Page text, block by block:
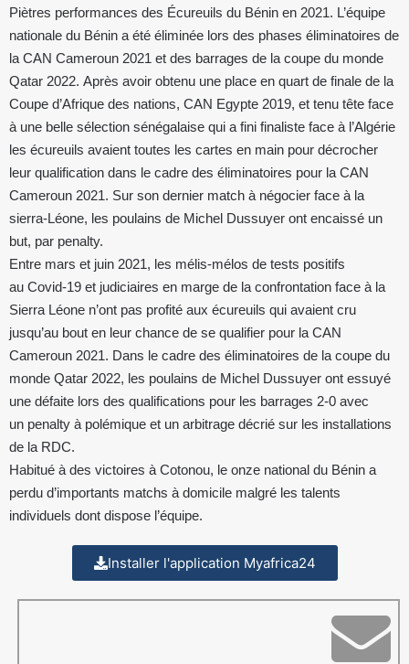
Piètres performances des Écureuils du Bénin en 2021. L’équipe
nationale du Bénin a été éliminée lors des phases éliminatoires de
la CAN Cameroun 2021 et des barrages de la coupe du monde
Qatar 2022. Après avoir obtenu une place en quart de finale de la
Coupe d’Afrique des nations, CAN Egypte 2019, et tenu tête face
à une belle sélection sénégalaise qui a fini finaliste face à l’Algérie
les écureuils avaient toutes les cartes en main pour décrocher
leur qualification dans le cadre des éliminatoires pour la CAN
Cameroun 2021. Sur son dernier match à négocier face à la
sierra-Léone, les poulains de Michel Dussuyer ont encaissé un
but, par penalty.
Entre mars et juin 2021, les mélis-mélos de tests positifs
au Covid-19 et judiciaires en marge de la confrontation face à la
Sierra Léone n’ont pas profité aux écureuils qui avaient cru
jusqu’au bout en leur chance de se qualifier pour la CAN
Cameroun 2021. Dans le cadre des éliminatoires de la coupe du
monde Qatar 2022, les poulains de Michel Dussuyer ont essuyé
une défaite lors des qualifications pour les barrages 2-0 avec
un penalty à polémique et un arbitrage décrié sur les installations
de la RDC.
Habitué à des victoires à Cotonou, le onze national du Bénin a
perdu d’importants matchs à domicile malgré les talents
individuels dont dispose l’équipe.
Installer l'application Myafrica24